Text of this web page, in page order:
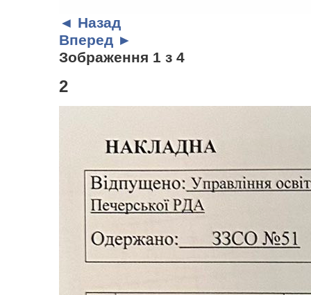
◄ Назад
Вперед ►
Зображення 1 з 4
2